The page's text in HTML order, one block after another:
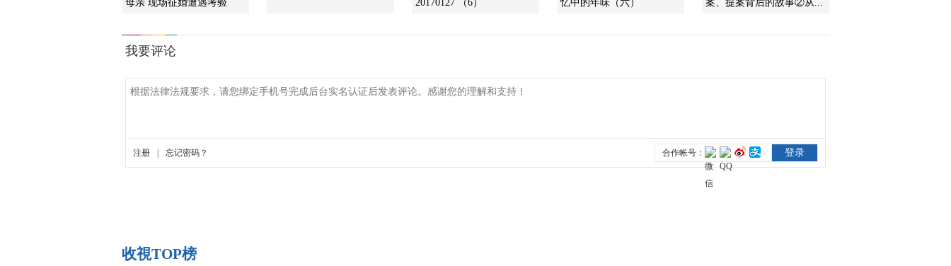
2016-03-02 12:53:09
《文化十分》 20160226
母亲 现场征婚遭遇考验
20170127 （6）
忆中的年味（六）
案、提案背后的故事②从...
收視TOP榜